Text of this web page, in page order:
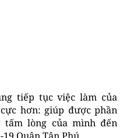
tiếp tục việc làm của
hơn: giúp được phần
tấm lòng của mình đến